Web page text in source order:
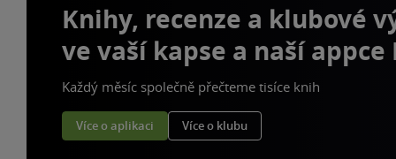
Knihy, recenze a klubové
ve vaší kapse a naší appce
Každý měsíc společně přečteme tisíce knih
Více o aplikaci Více o klubu